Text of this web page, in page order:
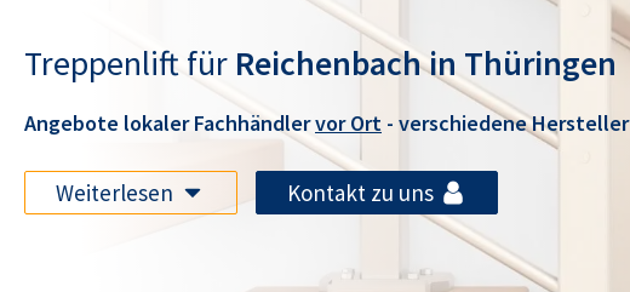
Treppenlift für Reichenbach in Thüringen
Angebote lokaler Fachhändlervor Ort - verschiedene Hersteller
Weiterlesen Kontakt zu uns